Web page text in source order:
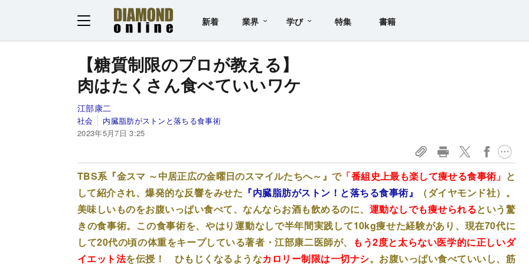
新着 業界 学び 特集 書籍
【糖質制限のプロが教える】
肉はたくさん食べていいワケ
江部康二
社会
内臓脂肪がストンと落ちる食事術
2023年5月7日 3:25
TBS系『金スマ ～中居正広の金曜日のスマイルたちへ～』で「番組史上最も楽して痩せる食事術」 と
して紹介され、爆発的な反響をみせた 『内臓脂肪がストン！と落ちる食事術』
（ダイヤモンド社）。
美味しいものをお腹いっぱい食べて、なんならお酒も飲めるのに、 運動なしでも痩せられるという驚
きの食事術。この食事術を、やはり運動なしで半年間実践して10kg痩せた経験があり、現在70代に
して20代の頃の体重をキープしている著者・江部康二医師が、
もう2度と太らない医学的に正しいダ
イエット法を伝授！ ひもじくなるようなカロリー制限は一切ナシ。お腹いっぱい食べていいし、筋